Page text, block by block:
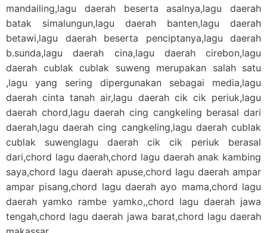
mandailing,lagu daerah beserta asalnya,lagu daerah
batak simalungun,lagu daerah banten,lagu daerah
betawi,lagu daerah beserta penciptanya,lagu daerah
b.sunda,lagu daerah cina,lagu daerah cirebon,lagu
daerah cublak cublak suweng merupakan salah satu
,lagu yang sering dipergunakan sebagai media,lagu
daerah cinta tanah air,lagu daerah cik cik periuk,lagu
daerah chord,lagu daerah cing cangkeling berasal dari
daerah,lagu daerah cing cangkeling,lagu daerah cublak
cublak suwenglagu daerah cik cik periuk berasal
dari,chord lagu daerah,chord lagu daerah anak kambing
saya,chord lagu daerah apuse,chord lagu daerah ampar
ampar pisang,chord lagu daerah ayo mama,chord lagu
daerah yamko rambe yamko,,chord lagu daerah jawa
tengah,chord lagu daerah jawa barat,chord lagu daerah